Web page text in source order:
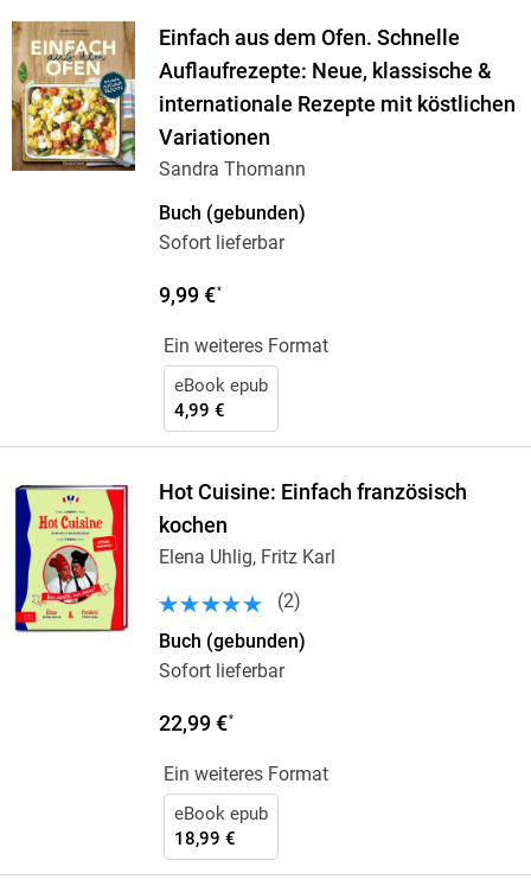
Einfach aus dem Ofen. Schnelle
Auflaufrezepte: Neue, klassische &
internationale Rezepte mit köstlichen
Variationen
Sandra Thomann
Buch (gebunden)
Sofort lieferbar
9,99 €*
Ein weiteres Format
eBook epub
4,99 €
Hot Cuisine: Einfach französisch
kochen
Elena Uhlig, Fritz Karl
(2)
Buch (gebunden)
Sofort lieferbar
22,99 €*
Ein weiteres Format
eBook epub
18,99 €